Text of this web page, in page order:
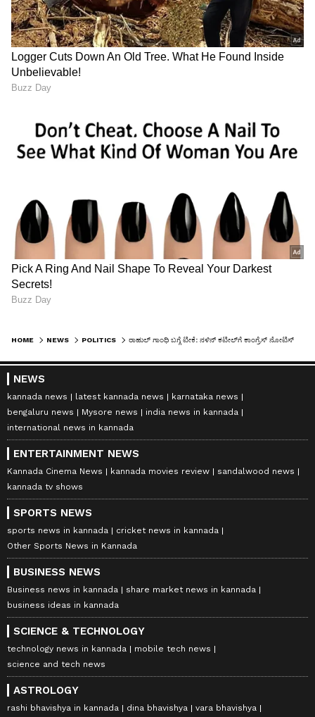
HOME NEWS POLITICS ರಾಹುಲ್‌ ಗಾಂಧಿ ಬಗ್ಗೆ ಟೀಕೆ: ನಳಿನ್‌ ಕಟೀಲ್‌ಗೆ ಕಾಂಗ್ರೆಸ್‌ ನೋಟಿಸ್‌
NEWS
kannada news latest kannada news
karnataka news
bengaluru news
Mysore news
india news in kannada
international news in kannada
ENTERTAINMENT NEWS
Kannada Cinema News kannada movies review
sandalwood news
kannada tv shows
SPORTS NEWS
sports news in kannada
cricket news in kannada
Other Sports News in Kannada
BUSINESS NEWS
Business news in kannada
share market news in kannada
business ideas in kannada
SCIENCE & TECHNOLOGY
technology news in kannada
mobile tech news
science and tech news
ASTROLOGY
rashi bhavishya in kannada dina bhavishya
vara bhavishya